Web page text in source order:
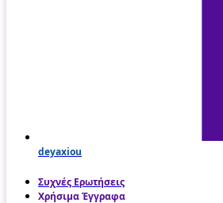
deyaxiou
Συχνές Ερωτήσεις
Χρήσιμα Έγγραφα